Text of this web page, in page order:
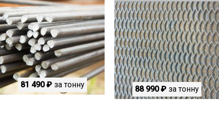
81 490 ₽ за тонну 88 990 ₽ за тонну